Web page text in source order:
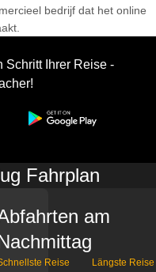
bedrijf dat het online
Schritt Ihrer Reise -
Fahrplan
am
Reise Längste Reise